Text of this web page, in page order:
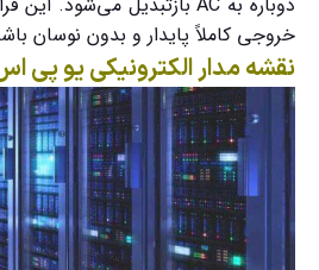
خروجی کاملاً پایدار و بدون نوسان
نقشه مدار الکترونیکی یو پی